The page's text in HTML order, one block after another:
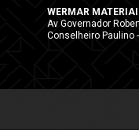
WERMAR
Av Governador
Conselheiro Paulino